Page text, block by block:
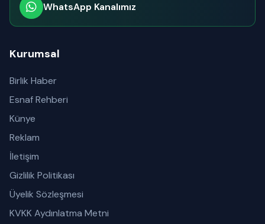
WhatsApp Kanalımız
Kurumsal
Birlik Haber
Esnaf Rehberi
Künye
Reklam
İletişim
Gizlilik Politikası
Üyelik Sözleşmesi
KVKK Aydınlatma Metni